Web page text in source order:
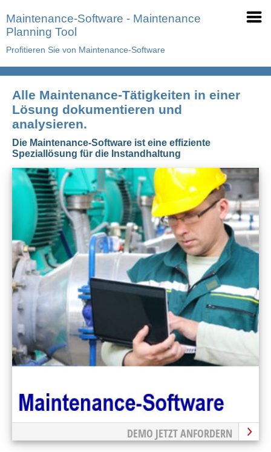
Maintenance-Software - Maintenance
Planning Tool
Profitieren Sie von Maintenance-Software
Alle Maintenance-Tätigkeiten in einer
Lösung dokumentieren und
analysieren.
Die Maintenance-Software ist eine effiziente
Speziallösung für die Instandhaltung
DEMO JETZT ANFORDERN